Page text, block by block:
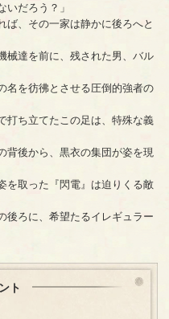
いだろう？」
、その一家は静かに後ろへと
械達を前に、残された男、バル
名を彷彿とさせる圧倒的強者の
打ち立てたこの足は、特殊な義
後から、黒衣の集団が姿を現
を取った『閃電』は迫りくる敵
ろに、希望たるイレギュラー
ト